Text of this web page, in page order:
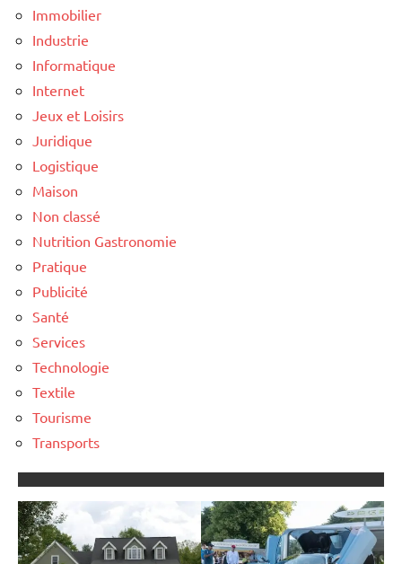
Immobilier
Industrie
Informatique
Internet
Jeux et Loisirs
Juridique
Logistique
Maison
Non classé
Nutrition Gastronomie
Pratique
Publicité
Santé
Services
Technologie
Textile
Tourisme
Transports